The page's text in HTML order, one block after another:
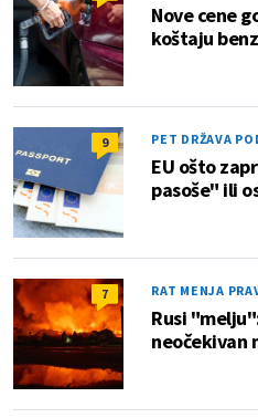
Nove cene
koštaju
9 PET DRŽAVA
EU ošto
pasoše" ili
7 RAT MENJA
Rusi
neočekivan